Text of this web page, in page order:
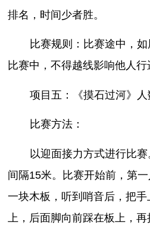
排名，时间少者胜。
比赛规则：比赛途中，
比赛中，不得越线影响他人行
项目五：《摸石过河》人
比赛方法：
以迎面接力方式进行比
间隔15米。比赛开始前，第
一块木板，听到哨音后，把
上，后面脚向前踩在板上，